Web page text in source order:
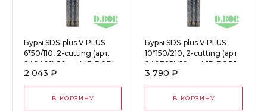
Буры SDS-plus V PLUS
6*50/110, 2-cutting (арт.
240466) (10 шт.) "D.BOR"
60980
2 043 ₽
В КОРЗИНУ
Буры SDS-plus V PLUS
10*150/210, 2-cutting (арт.
240385) (10 шт.) "D.BOR"
61080
3 790 ₽
В КОРЗИНУ